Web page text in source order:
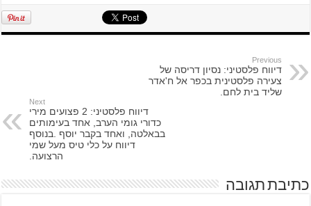
Previous
דיווח פלסטיני: נסיון דריסה של
צעירה פלסטינית בכפר אל ח'אדר
שליד בית לחם.
Next
דיווח פלסטיני: 2 פצועים מירי
כדורי גומי הערב, אחד בעימותים
בבאלטה, ואחד בקבר יוסף .בנוסף
דיווח על כלי טיס מעל שמי
הרצועה.
כתיבת תגובה